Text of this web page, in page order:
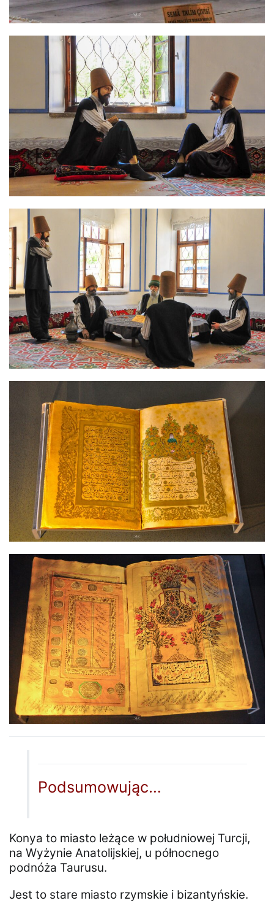
Podsumowując…
Konya to miasto leżące w południowej Turcji,
na Wyżynie Anatolijskiej, u północnego
podnóża Taurusu.
Jest to stare miasto rzymskie i bizantyńskie.